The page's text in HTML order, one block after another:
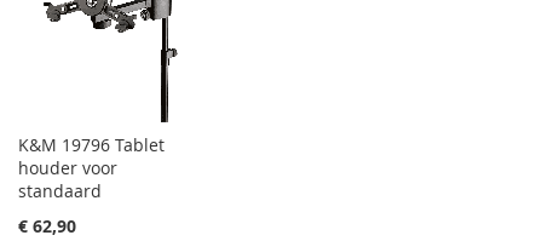
K&M 19796 Tablet
houder voor
standaard
€ 62,90